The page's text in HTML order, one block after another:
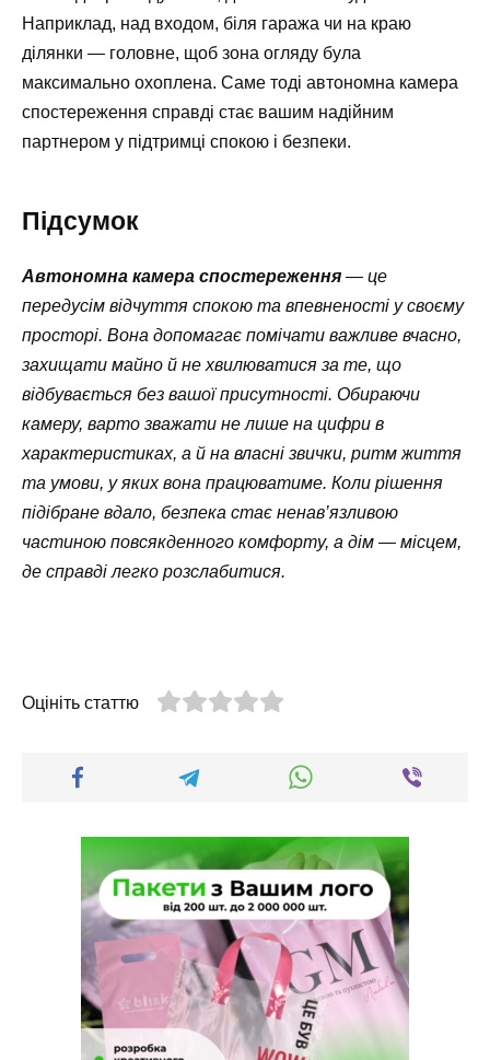
Наприклад, над входом, біля гаража чи на краю
ділянки — головне, щоб зона огляду була
максимально охоплена. Саме тоді автономна камера
спостереження справді стає вашим надійним
партнером у підтримці спокою і безпеки.
Підсумок
Автономна камера спостереження — це
передусім відчуття спокою та впевненості у своєму
просторі. Вона допомагає помічати важливе вчасно,
захищати майно й не хвилюватися за те, що
відбувається без вашої присутності. Обираючи
камеру, варто зважати не лише на цифри в
характеристиках, а й на власні звички, ритм життя
та умови, у яких вона працюватиме. Коли рішення
підібране вдало, безпека стає ненав’язливою
частиною повсякденного комфорту, а дім — місцем,
де справді легко розслабитися.
Оцініть статтю